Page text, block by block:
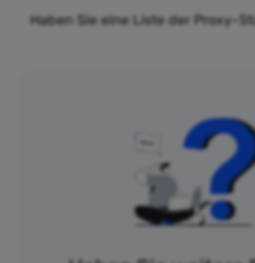
Haben Sie eine Liste der Proxy-